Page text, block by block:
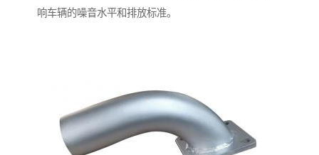
响车辆的噪音水平和排放标准。